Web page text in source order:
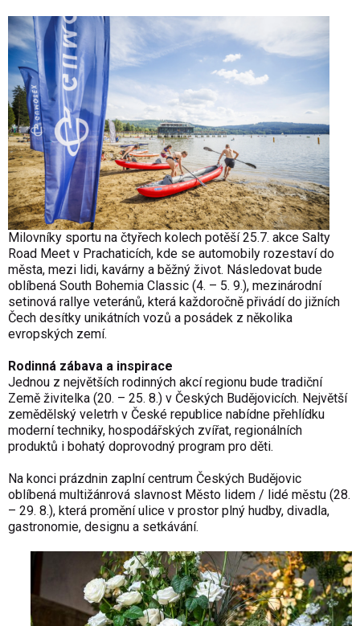
Milovníky sportu na čtyřech kolech potěší 25.7. akce Salty
Road Meet v Prachaticích, kde se automobily rozestaví do
města, mezi lidi, kavárny a běžný život. Následovat bude
oblíbená South Bohemia Classic (4. – 5. 9.), mezinárodní
setinová rallye veteránů, která každoročně přivádí do jižních
Čech desítky unikátních vozů a posádek z několika
evropských zemí.
Rodinná zábava a inspirace
Jednou z největších rodinných akcí regionu bude tradiční
Země živitelka (20. – 25. 8.) v Českých Budějovicích. Největší
zemědělský veletrh v České republice nabídne přehlídku
moderní techniky, hospodářských zvířat, regionálních
produktů i bohatý doprovodný program pro děti.
Na konci prázdnin zaplní centrum Českých Budějovic
oblíbená multižánrová slavnost Město lidem / lidé městu (28.
– 29. 8.), která promění ulice v prostor plný hudby, divadla,
gastronomie, designu a setkávání.